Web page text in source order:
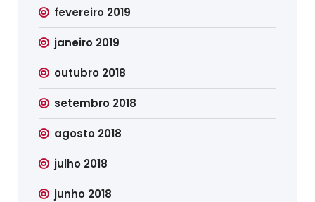
fevereiro 2019
janeiro 2019
outubro 2018
setembro 2018
agosto 2018
julho 2018
junho 2018